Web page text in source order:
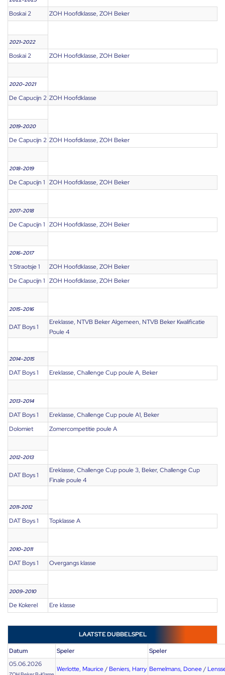
Boskai 2 ZOH Hoofdklasse, ZOH Beker
2021-2022
Boskai 2 ZOH Hoofdklasse, ZOH Beker
2020-2021
De Capucijn 2 ZOH Hoofdklasse
2019-2020
De Capucijn 2 ZOH Hoofdklasse, ZOH Beker
2018-2019
De Capucijn 1 ZOH Hoofdklasse, ZOH Beker
2017-2018
De Capucijn 1 ZOH Hoofdklasse, ZOH Beker
2016-2017
't Straotsje 1
ZOH Hoofdklasse, ZOH Beker
De Capucijn 1 ZOH Hoofdklasse, ZOH Beker
2015-2016
DAT Boys 1
Ereklasse, NTVB Beker Algemeen, NTVB Beker Kwalificatie
Poule 4
2014-2015
DAT Boys 1 Ereklasse, Challenge Cup poule A, Beker
2013-2014
DAT Boys 1
Ereklasse, Challenge Cup poule A1, Beker
Dolomiet
Zomercompetitie poule A
2012-2013
DAT Boys 1
Ereklasse, Challenge Cup poule 3, Beker, Challenge Cup
Finale poule 4
2011-2012
DAT Boys 1 Topklasse A
2010-2011
DAT Boys 1 Overgangs klasse
2009-2010
De Kokerel Ere klasse
LAATSTE DUBBELSPEL
Datum Speler
Speler
05.06.2026
Werlotte, Maurice/ Beniers, Harry Bemelmans, Donee/